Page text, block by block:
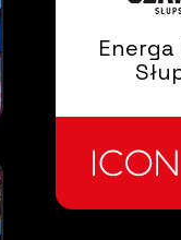
Energa